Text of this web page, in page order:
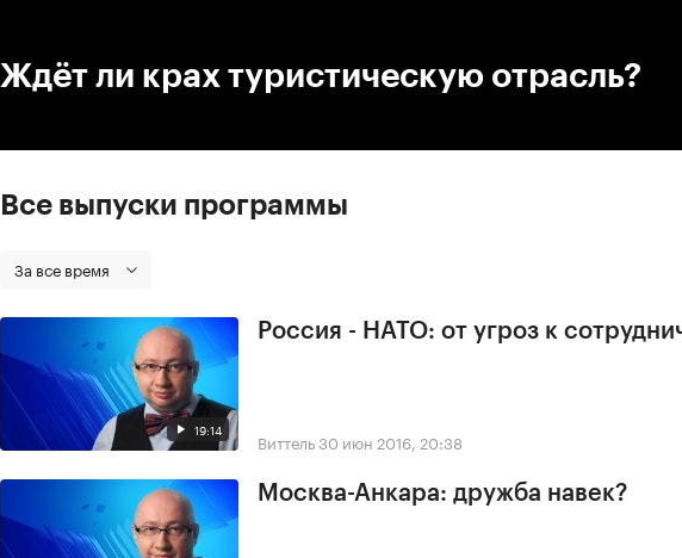
Ждёт ли крах туристическую отрасль?
Все выпуски программы
За все время
19:14
Россия - НАТО: от угроз к
Виттель30 июн 2016, 20:38
Москва-Анкара: дружба навек?